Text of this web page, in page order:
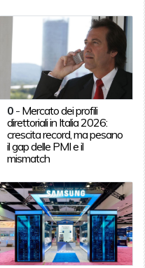
0 - Mercato dei profili
direttoriali in Italia 2026:
crescita record, ma pesano
il gap delle PMI e il
mismatch